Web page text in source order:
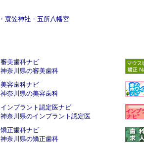
・ 蓑笠神社 ・ 五所八幡宮
審美歯科ナビ
神奈川県の審美歯科
美容歯科ナビ
神奈川県の美容歯科
インプラント認定医ナビ
神奈川県のインプラント認定医
矯正歯科ナビ
神奈川県の矯正歯科